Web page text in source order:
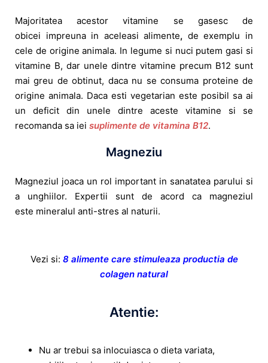
Majoritatea acestor vitamine se gasesc de
obicei impreuna in aceleasi alimente, de exemplu in
cele de origine animala. In legume si nuci putem gasi si
vitamine B, dar unele dintre vitamine precum B12 sunt
mai greu de obtinut, daca nu se consuma proteine ​​de
origine animala. Daca esti vegetarian este posibil sa ai
un deficit din unele dintre aceste vitamine si se
recomanda sa iei suplimente de vitamina B12.
Magneziu
Magneziul joaca un rol important in sanatatea parului si
a unghiilor. Expertii sunt de acord ca magneziul
este mineralul anti-stres al naturii.
Vezi si: 8 alimente care stimuleaza productia de
colagen natural
Atentie:
Nu ar trebui sa inlocuiasca o dieta variata,